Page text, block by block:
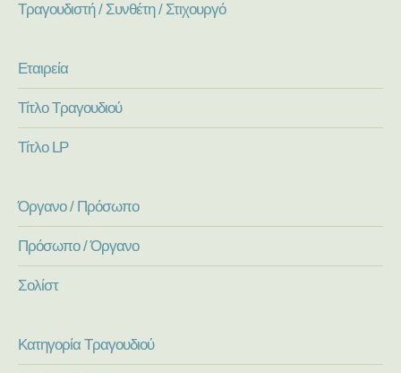
Τραγουδιστή / Συνθέτη / Στιχουργό
Εταιρεία
Τίτλο Τραγουδιού
Τίτλο LP
Όργανο / Πρόσωπο
Πρόσωπο / Όργανο
Σολίστ
Κατηγορία Τραγουδιού